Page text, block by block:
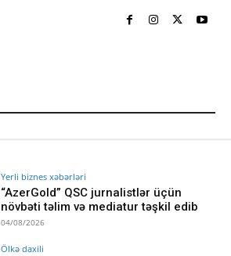
Yerli biznes xəbərləri
“AzerGold” QSC jurnalistlər üçün
növbəti təlim və mediatur təşkil edib
04/08/2026
Ölkə daxili